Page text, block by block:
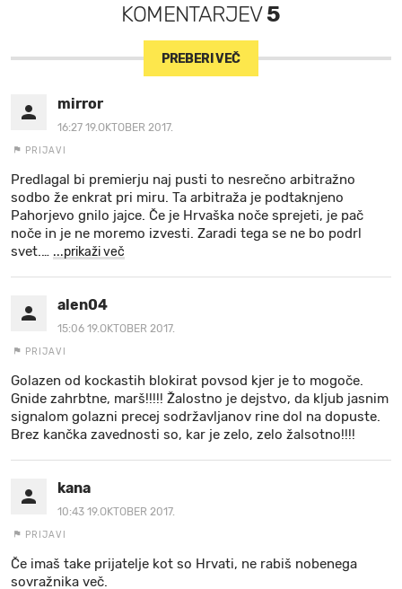
KOMENTARJEV5
PREBERI VEČ
mirror
16:27 19.OKTOBER 2017.
PRIJAVI
Predlagal bi premierju naj pusti to nesrečno arbitražno
sodbo že enkrat pri miru. Ta arbitraža je podtaknjeno
Pahorjevo gnilo jajce. Če je Hrvaška noče sprejeti, je pač
noče in je ne moremo izvesti. Zaradi tega se ne bo podrl
svet.… ...prikaži več
alen04
15:06 19.OKTOBER 2017.
PRIJAVI
Golazen od kockastih blokirat povsod kjer je to mogoče.
Gnide zahrbtne, marš!!!!! Žalostno je dejstvo, da kljub jasnim
signalom golazni precej sodržavljanov rine dol na dopuste.
Brez kančka zavednosti so, kar je zelo, zelo žalsotno!!!!
kana
10:43 19.OKTOBER 2017.
PRIJAVI
Če imaš take prijatelje kot so Hrvati, ne rabiš nobenega
sovražnika več.